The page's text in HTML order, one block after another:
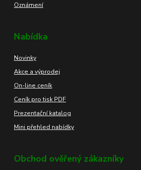
Oznámení
Nabídka
Novinky
Akce a výprodej
On-line ceník
Ceník pro tisk PDF
Prezentační katalog
Mini přehled nabídky
Obchod ověřený zákazníky